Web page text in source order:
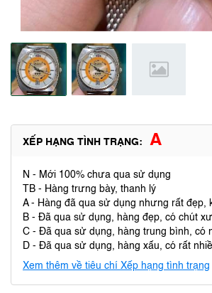
XẾP HẠNG TÌNH TRẠNG: A
N - Mới 100% chưa qua sử dụng
TB - Hàng trưng bày, thanh lý
A - Hàng đã qua sử dụng nhưng rất đẹp,
B - Đã qua sử dụng, hàng đẹp, có chút
C - Đã qua sử dụng, hàng trung bình, có
D - Đã qua sử dụng, hàng xấu, có rất
Xem thêm về tiêu chí Xếp hạng tình trạng